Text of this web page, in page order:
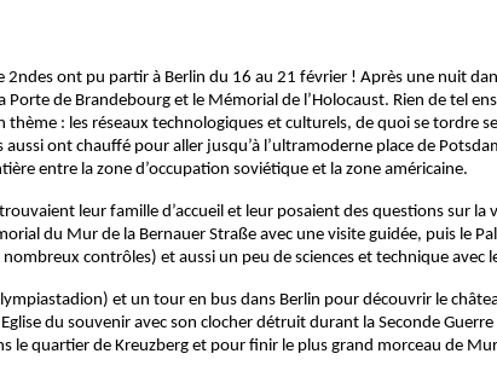
2ndes ont pu partir à Berlin du 16 au 21 février ! Après une nuit
de Brandebourg et le Mémorial de l’Holocaust. Rien de tel
thème : les réseaux technologiques et culturels, de quoi se tordre
ont chauffé pour aller jusqu’à l’ultramoderne place de
entre la zone d’occupation soviétique et la zone américaine.
leur famille d’accueil et leur posaient des questions sur la
du Mur de la Bernauer Straße avec une visite guidée, puis le
contrôles) et aussi un peu de sciences et technique avec
et un tour en bus dans Berlin pour découvrir le
du souvenir avec son clocher détruit durant la Seconde
le quartier de Kreuzberg et pour finir le plus grand morceau de Mur